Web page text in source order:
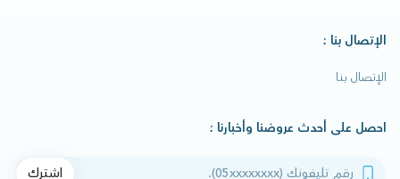
الإتصال بنا :
الإتصال بنا
احصل على أحدث عروضنا وأخبارنا :
رقم تليفونك
اشترك